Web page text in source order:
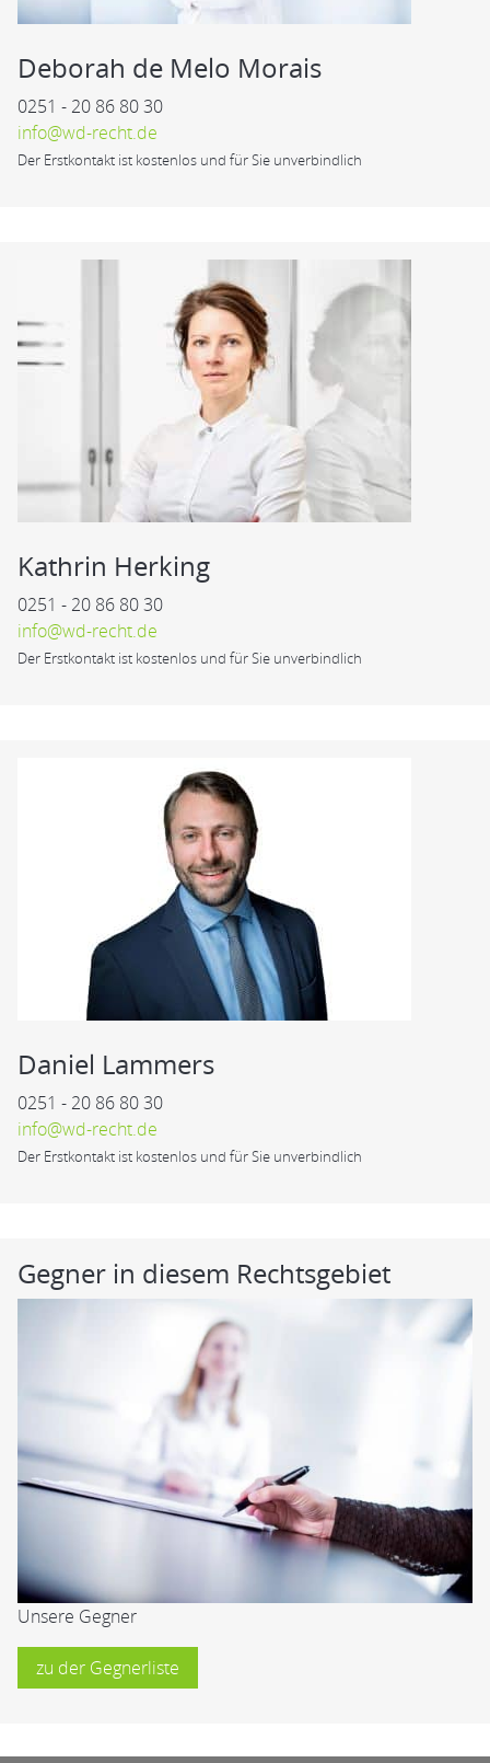
Deborah de Melo Morais
0251 - 20 86 80 30
info@wd-recht.de
Der Erstkontakt ist kostenlos und für Sie unverbindlich
Kathrin Herking
0251 - 20 86 80 30
info@wd-recht.de
Der Erstkontakt ist kostenlos und für Sie unverbindlich
Daniel Lammers
0251 - 20 86 80 30
info@wd-recht.de
Der Erstkontakt ist kostenlos und für Sie unverbindlich
Gegner in diesem Rechtsgebiet
Unsere Gegner
zu der Gegnerliste